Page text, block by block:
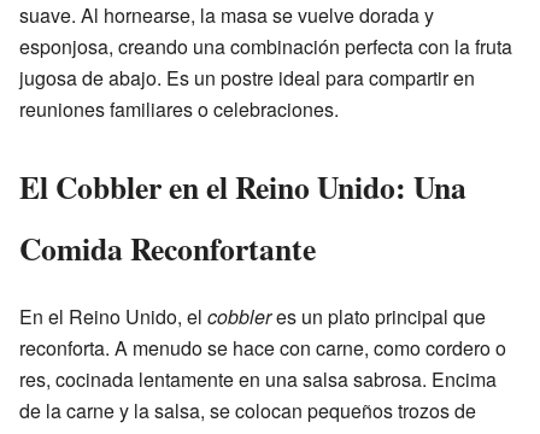
suave. Al hornearse, la masa se vuelve dorada y
esponjosa, creando una combinación perfecta con la fruta
jugosa de abajo. Es un postre ideal para compartir en
reuniones familiares o celebraciones.
El Cobbler en el Reino Unido: Una
Comida Reconfortante
En el Reino Unido, el cobbleres un plato principal que
reconforta. A menudo se hace con carne, como cordero o
res, cocinada lentamente en una salsa sabrosa. Encima
de la carne y la salsa, se colocan pequeños trozos de